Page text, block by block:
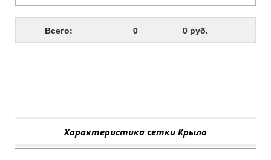
Всего: 0 0 руб.
Характеристика сетки Крыло